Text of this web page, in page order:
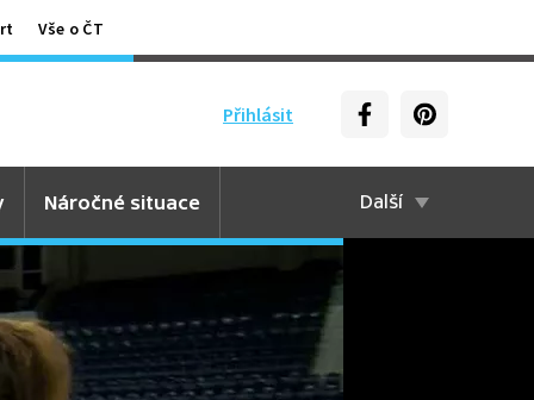
Vše o ČT
Přihlásit
Náročné situace Další